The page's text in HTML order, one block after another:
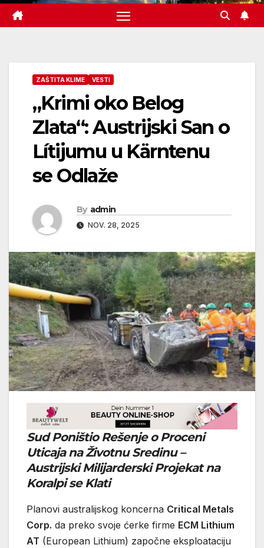
ZAŠTITA KLIME VESTI
„Krimi oko Belog
Zlata“: Austrijski San o
Lítijumu u Kärntenu
se Odlaže
By admin
NOV. 28, 2025
Sud Poništio Rešenje o Proceni
Uticaja na Životnu Sredinu –
Austrijski Milijarderski Projekat na
Koralpi se Klati
Planovi australijskog koncerna Critical Metals
Corp. da preko svoje ćerke firme ECM Lithium
AT (European Lithium) započne eksploataciju